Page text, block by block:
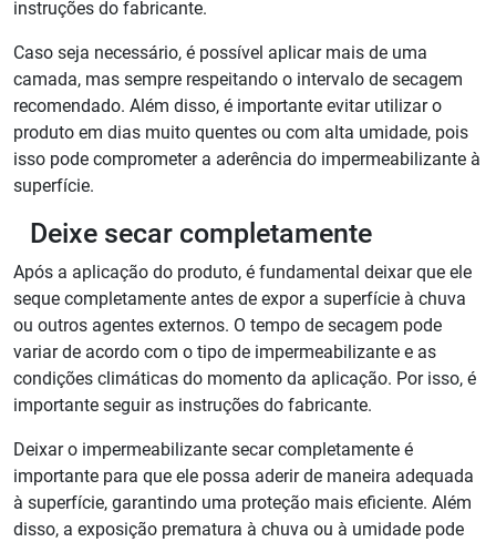
instruções do fabricante.
Caso seja necessário, é possível aplicar mais de uma
camada, mas sempre respeitando o intervalo de secagem
recomendado. Além disso, é importante evitar utilizar o
produto em dias muito quentes ou com alta umidade, pois
isso pode comprometer a aderência do impermeabilizante à
superfície.
Deixe secar completamente
Após a aplicação do produto, é fundamental deixar que ele
seque completamente antes de expor a superfície à chuva
ou outros agentes externos. O tempo de secagem pode
variar de acordo com o tipo de impermeabilizante e as
condições climáticas do momento da aplicação. Por isso, é
importante seguir as instruções do fabricante.
Deixar o impermeabilizante secar completamente é
importante para que ele possa aderir de maneira adequada
à superfície, garantindo uma proteção mais eficiente. Além
disso, a exposição prematura à chuva ou à umidade pode